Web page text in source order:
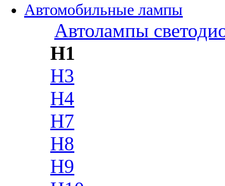
Автомобильные лампы
Автолампы
H1
H3
H4
H7
H8
H9